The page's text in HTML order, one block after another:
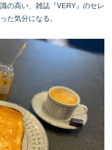
の高い、雑誌『VERY』のセレ
た気分になる。